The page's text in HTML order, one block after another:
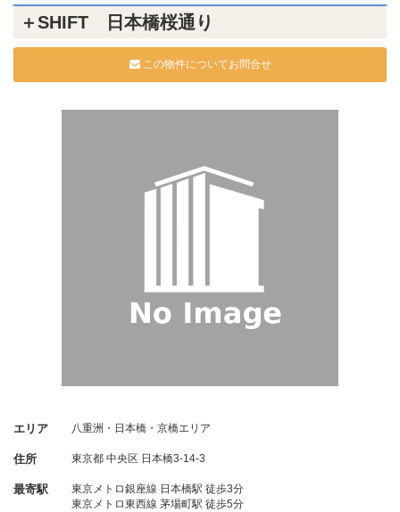
＋SHIFT 日本橋桜通り
この物件についてお問合せ
エリア 八重洲・日本橋・京橋エリア
住所 東京都 中央区 日本橋3-14-3
最寄駅
東京メトロ銀座線 日本橋駅 徒歩3分
東京メトロ東西線 茅場町駅 徒歩5分